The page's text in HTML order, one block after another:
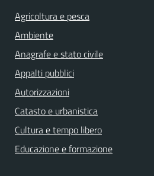
Agricoltura e pesca
Ambiente
Anagrafe e stato civile
Appalti pubblici
Autorizzazioni
Catasto e urbanistica
Cultura e tempo libero
Educazione e formazione